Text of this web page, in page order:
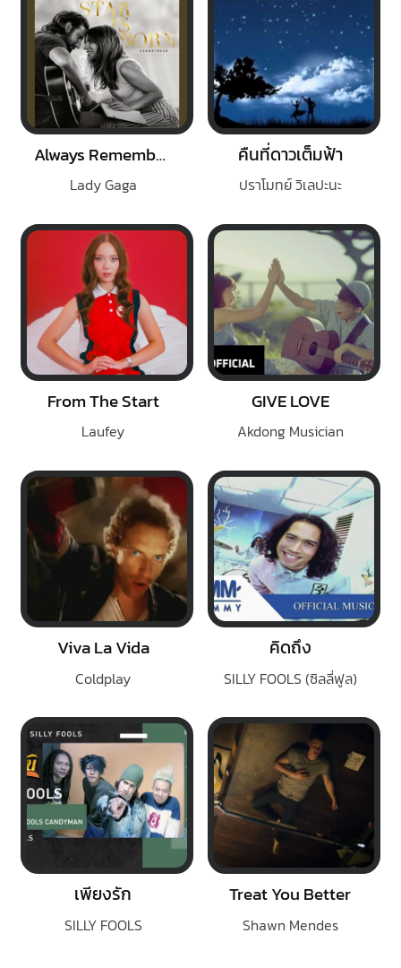
Always Remember Us This Way
Lady Gaga
คืนที่ดาวเต็มฟ้า
ปราโมทย์ วิเลปะนะ
From The Start
Laufey
GIVE LOVE
Akdong Musician
Viva La Vida
Coldplay
คิดถึง
SILLY FOOLS (ซิลลี่ฟูล)
เพียงรัก
SILLY FOOLS
Treat You Better
Shawn Mendes